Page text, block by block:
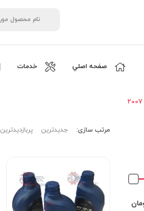
صفحه اصلي خدمات
مرتب‌ سازی: جدیدترین پربازدیدترین